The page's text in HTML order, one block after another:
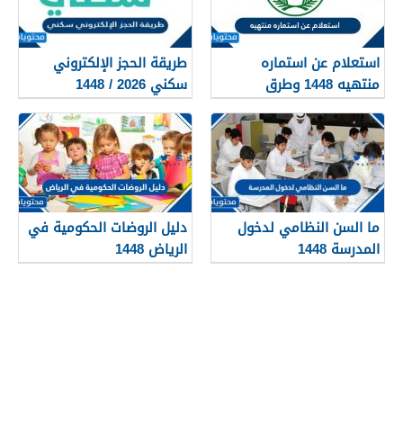
استعلام عن استماره
منتهيه 1448 وطرق
تجديدها
طريقة الحجز الإلكتروني
سكني 2026 / 1448
بالتفصيل
ما السن النظامي لدخول
المدرسة 1448
دليل الروضات الحكومية في
الرياض 1448